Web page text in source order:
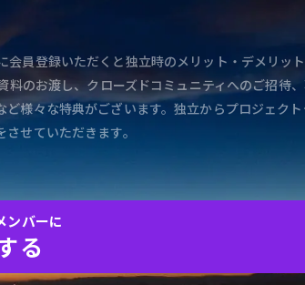
会員登録いただくと独立時のメリット・デメリッ
料のお渡し、クローズドコミュニティへのご招待
ど様々な特典がございます。独立からプロジェク
せていただきます。
ンバーに
る